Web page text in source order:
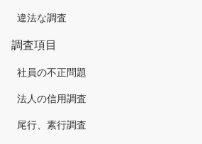
違法な調査
調査項目
社員の不正問題
法人の信用調査
尾行、素行調査